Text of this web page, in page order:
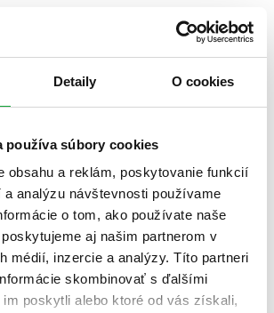
Detaily O cookies
používa súbory cookies
obsahu a reklám, poskytovanie funkcií
analýzu návštevnosti používame
o tom, ako používate naše
aj našim partnerom v
médií, inzercie a analýzy. Títo partneri
skombinovať s ďalšími
poskytli alebo ktoré od vás získali,